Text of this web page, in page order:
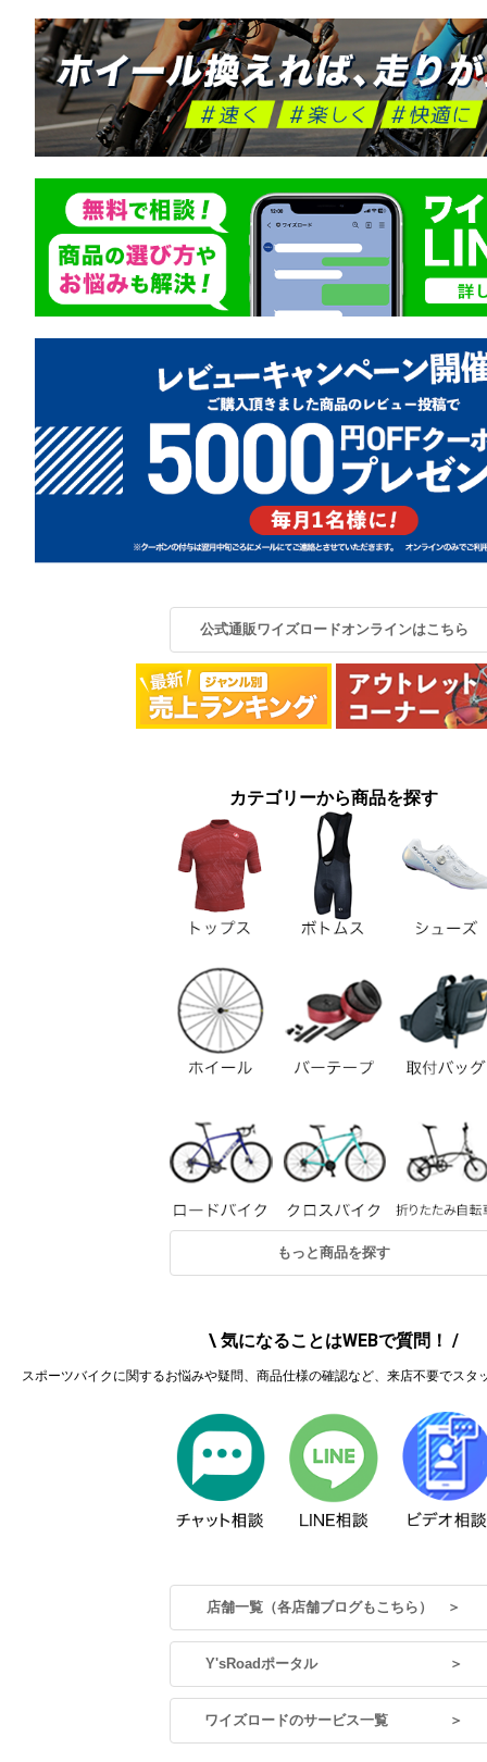
公式通販ワイズロードオンラインはこちら
カテゴリーから商品を探す
もっと商品を探す
\ 気になることはWEBで質問！ /
スポーツバイクに関するお悩みや疑問、商品仕様の確認など、来店不要でスタ
店舗一覧（各店舗ブログもこちら） ＞
Y'sRoadポータル ＞
ワイズロードのサービス一覧 ＞